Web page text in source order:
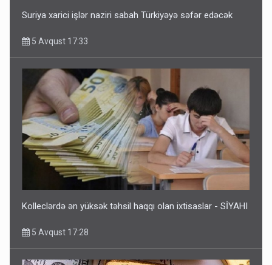
Suriya xarici işlər naziri sabah Türkiyəyə səfər edəcək
5 Avqust 17:33
Kolleclərdə ən yüksək təhsil haqqı olan ixtisaslar - SİYAHI
5 Avqust 17:28